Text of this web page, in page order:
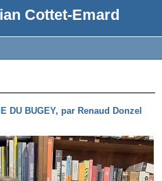
Cottet-Emard
DU BUGEY, par Renaud Donzel